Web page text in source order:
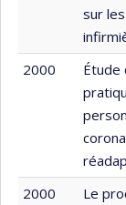
sur
2000
Étude
2000
Le